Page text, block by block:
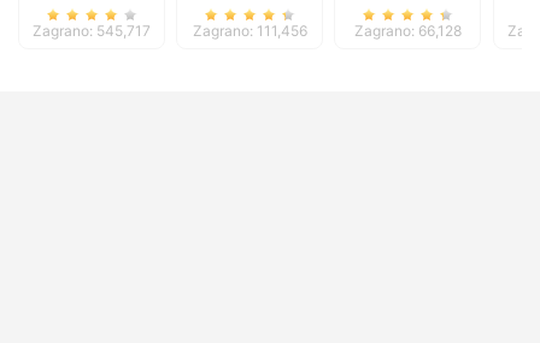
Zagrano: 545,717 Zagrano: 111,456 Zagrano: 66,128